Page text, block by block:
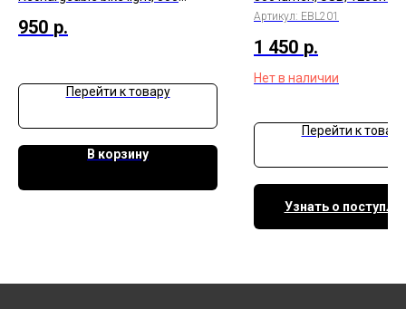
950 р.
Перейти к товару
В корзину
Артикул: EBL201
1 450 р.
Нет в наличии
Перейти к товару
Узнать о